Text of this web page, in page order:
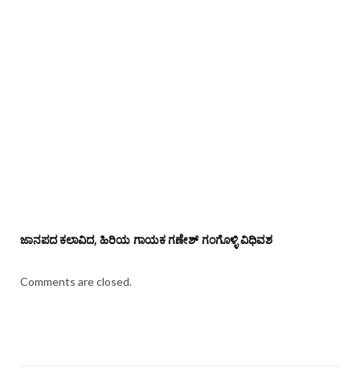
ಜಾನಪದ ಕಲಾವಿದ, ಹಿರಿಯ ಗಾಯಕ ಗಣೇಶ್ ಗಂಗೊಳ್ಳಿ ವಿಧಿವಶ
Comments are closed.